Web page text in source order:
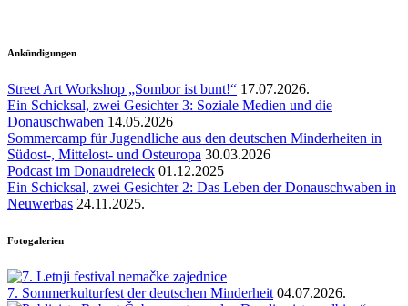
Ankündigungen
Street Art Workshop „Sombor ist bunt!“ 17.07.2026.
Ein Schicksal, zwei Gesichter 3: Soziale Medien und die
Donauschwaben 14.05.2026
Sommercamp für Jugendliche aus den deutschen Minderheiten in
Südost-, Mittelost- und Osteuropa 30.03.2026
Podcast im Donaudreieck 01.12.2025
Ein Schicksal, zwei Gesichter 2: Das Leben der Donauschwaben in
Neuwerbas 24.11.2025.
Fotogalerien
7. Sommerkulturfest der deutschen Minderheit 04.07.2026.